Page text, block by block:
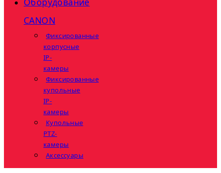
CANON
Фиксированные
корпусные
IP-
камеры
Фиксированные
купольные
IP-
камеры
Купольные
PTZ-
камеры
Аксессуары